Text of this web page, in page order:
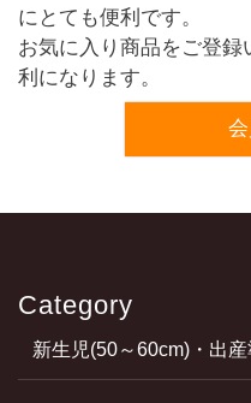
にとても便利です。
お気に入り商品をご登
利になります。
Category
新生児(50～60cm)・出